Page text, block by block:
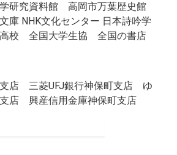
研究資料館 高岡市万葉歴史館
庫 NHK文化センター 日本詩吟学
校 全国大学生協 全国の書店
支店 三菱UFJ銀行神保町支店 ゆ
店 興産信用金庫神保町支店